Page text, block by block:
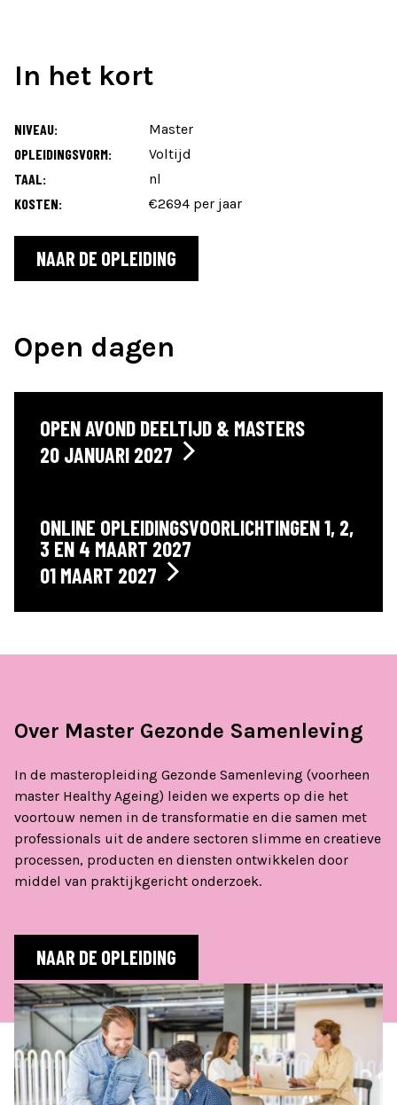
In het kort
NIVEAU:
Master
OPLEIDINGSVORM:
Voltijd
TAAL:
nl
KOSTEN:
€2694 per jaar
NAAR DE OPLEIDING
Open dagen
OPEN AVOND DEELTIJD & MASTERS
20 JANUARI 2027
ONLINE OPLEIDINGSVOORLICHTINGEN 1, 2,
3 EN 4 MAART 2027
01 MAART 2027
Over Master Gezonde Samenleving
In de masteropleiding Gezonde Samenleving (voorheen
master Healthy Ageing) leiden we experts op die het
voortouw nemen in de transformatie en die samen met
professionals uit de andere sectoren slimme en creatieve
processen, producten en diensten ontwikkelen door
middel van praktijkgericht onderzoek.
NAAR DE OPLEIDING